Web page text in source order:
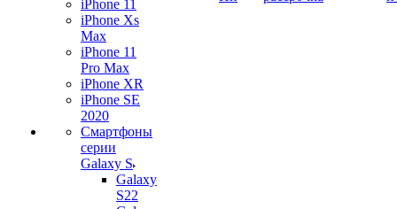
iPhone 11
iPhone Xs
Max
iPhone 11
Pro Max
iPhone XR
iPhone SE
2020
Смартфоны
серии
Galaxy S
Galaxy
S22